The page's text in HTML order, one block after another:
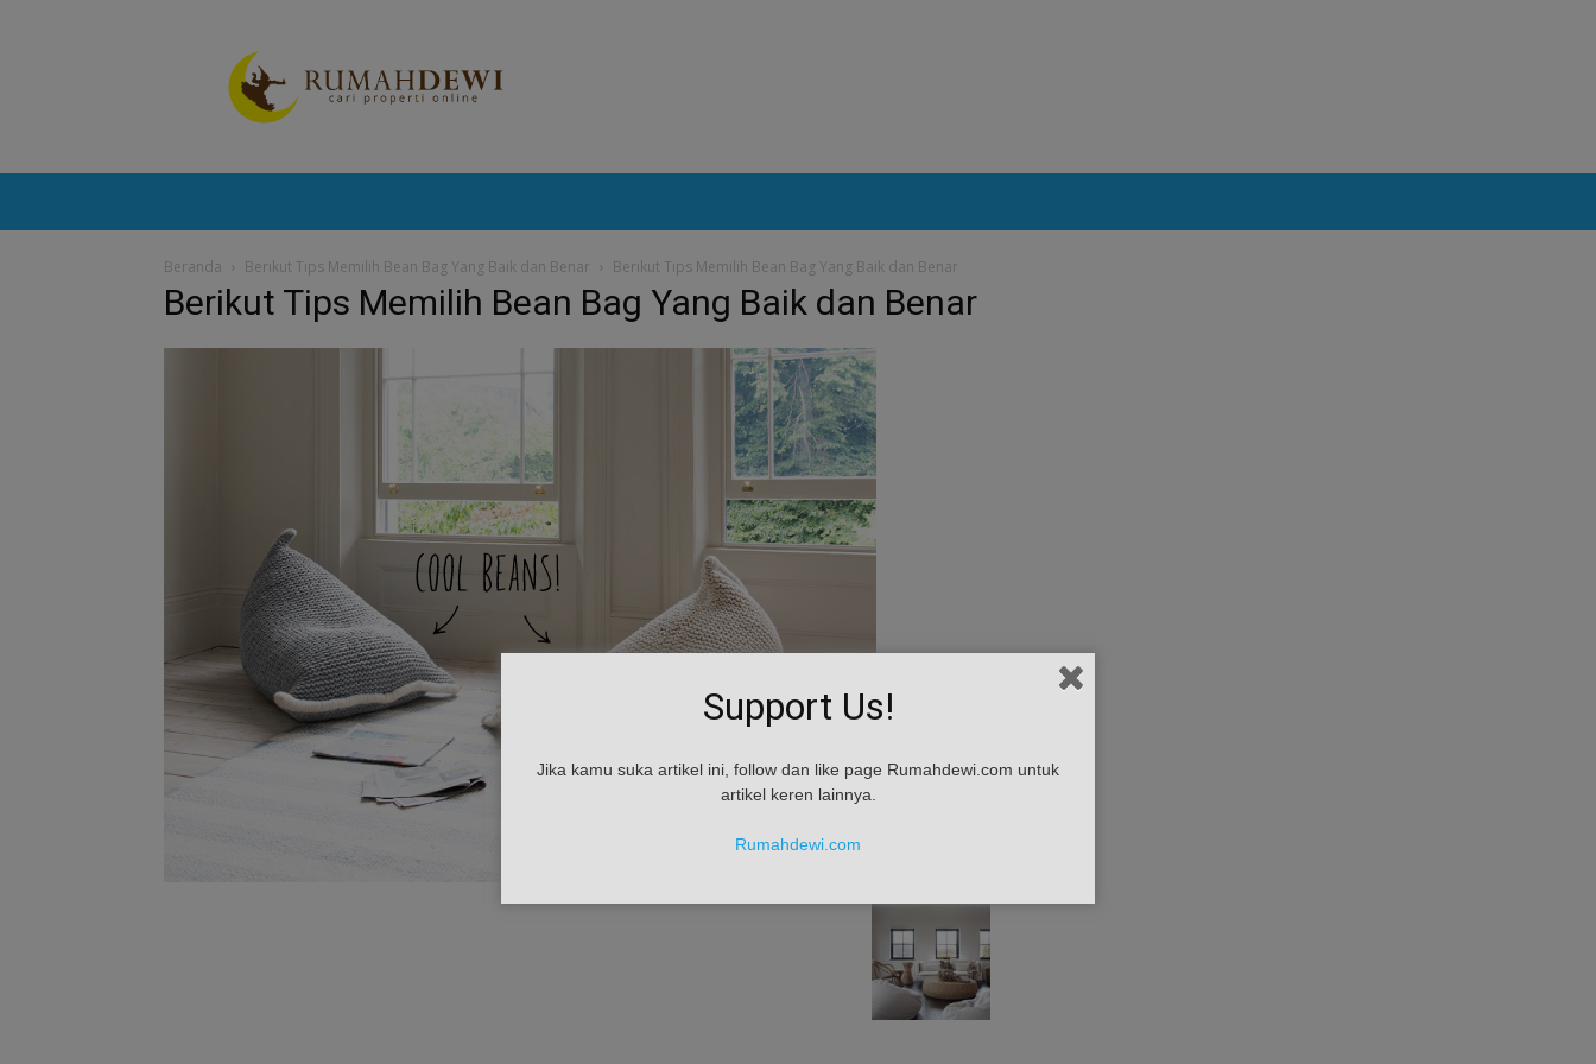
Berita
Properti
Terkini
Beranda Berikut Tips Memilih Bean Bag Yang Baik dan Benar Berikut Tips Memilih Bean Bag Yang Baik dan Benar
Berikut Tips Memilih Bean Bag Yang Baik dan Benar
Support Us!
Jika kamu suka artikel ini, follow dan like page Rumahdewi.com untuk
artikel keren lainnya.
Rumahdewi.com